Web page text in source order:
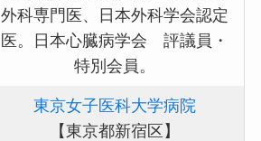
外科専門医、日本外科学会認定
医。日本心臓病学会 評議員・
特別会員。
東京女子医科大学病院
【東京都新宿区】